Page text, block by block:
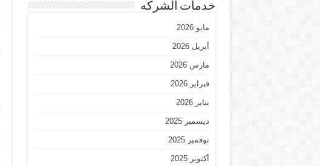
خدمات الشركه
مايو 2026
أبريل 2026
مارس 2026
فبراير 2026
يناير 2026
ديسمبر 2025
نوفمبر 2025
أكتوبر 2025